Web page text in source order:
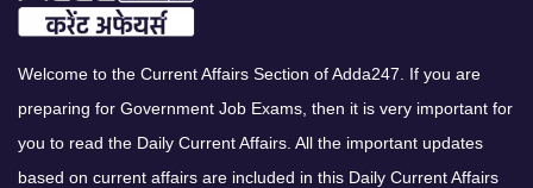
Welcome to the Current Affairs Section of Adda247. If you are
preparing for Government Job Exams, then it is very important for
you to read the Daily Current Affairs. All the important updates
based on current affairs are included in this Daily Current Affairs